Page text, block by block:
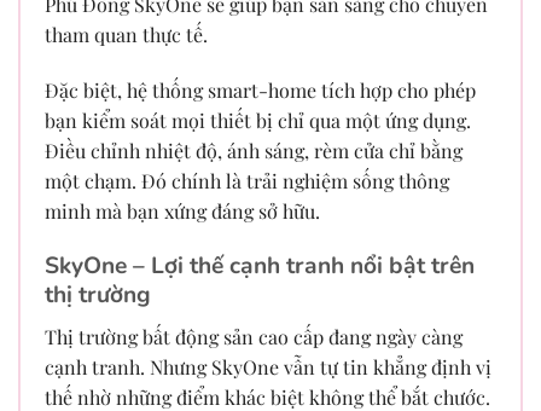
tham quan thực tế.
Đặc biệt, hệ thống smart-home tích hợp cho phép
bạn kiểm soát mọi thiết bị chỉ qua một ứng dụng.
Điều chỉnh nhiệt độ, ánh sáng, rèm cửa chỉ bằng
một chạm. Đó chính là trải nghiệm sống thông
minh mà bạn xứng đáng sở hữu.
SkyOne – Lợi thế cạnh tranh nổi bật trên
thị trường
Thị trường bất động sản cao cấp đang ngày càng
cạnh tranh. Nhưng SkyOne vẫn tự tin khẳng định vị
thế nhờ những điểm khác biệt không thể bắt chước.